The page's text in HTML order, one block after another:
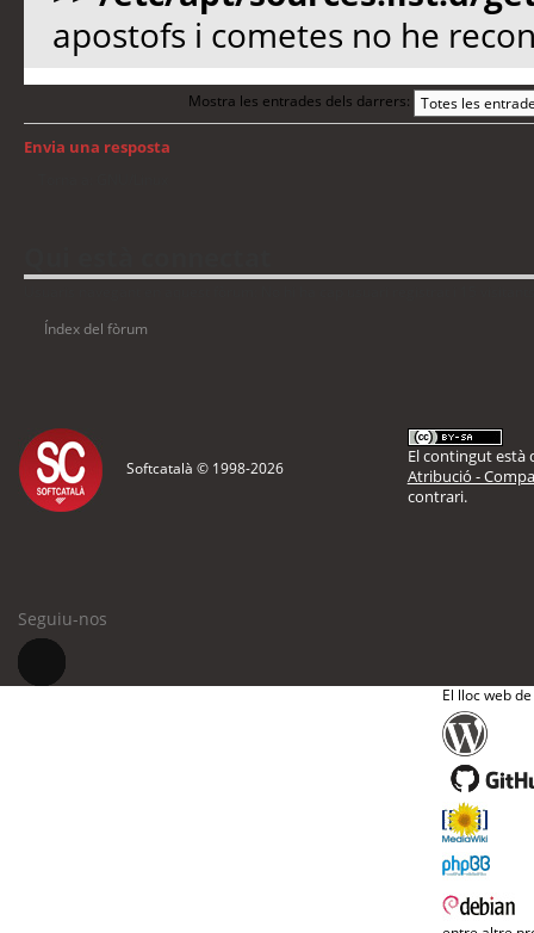
apostofs i cometes no he
Mostra les entrades dels darrers:
Envia una resposta
Índex del fòrum
Softcatalà © 1998-2026
El contingut està
Atribució -
contrari.
Seguiu-nos
El lloc web